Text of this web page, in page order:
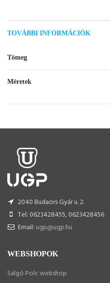
TOVÁBBI INFORMÁCIÓK
Tömeg
Méretek
2040 Budaörs Gyár u. 2.
Tel: 0623428455, 0623428456
Email: ugp@ugp.hu
WEBSHOPOK
Salgó Polc webshop